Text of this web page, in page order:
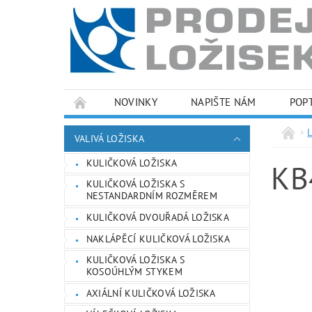
NOVINKY NAPIŠTE NÁM
PODMÍNKY OCHRANY OSOBNÍCH ÚDAJŮ
VALIVÁ LOŽISKA
KULIČKOVÁ LOŽISKA
KULIČKOVÁ LOŽISKA S
NESTANDARDNÍM ROZMĚREM
KULIČKOVÁ DVOUŘADÁ LOŽISKA
NAKLÁPĚCÍ KULIČKOVÁ LOŽISKA
KULIČKOVÁ LOŽISKA S
KOSOÚHLÝM STYKEM
AXIÁLNÍ KULIČKOVÁ LOŽISKA